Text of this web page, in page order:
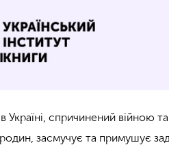
Україні, спричинений війною
родин, засмучує та примушує